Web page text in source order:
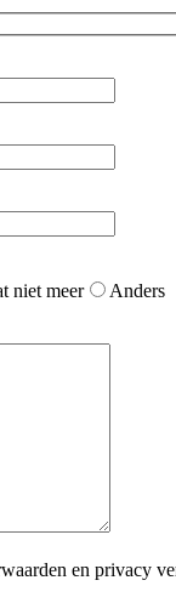
niet meer
Anders
en privacy